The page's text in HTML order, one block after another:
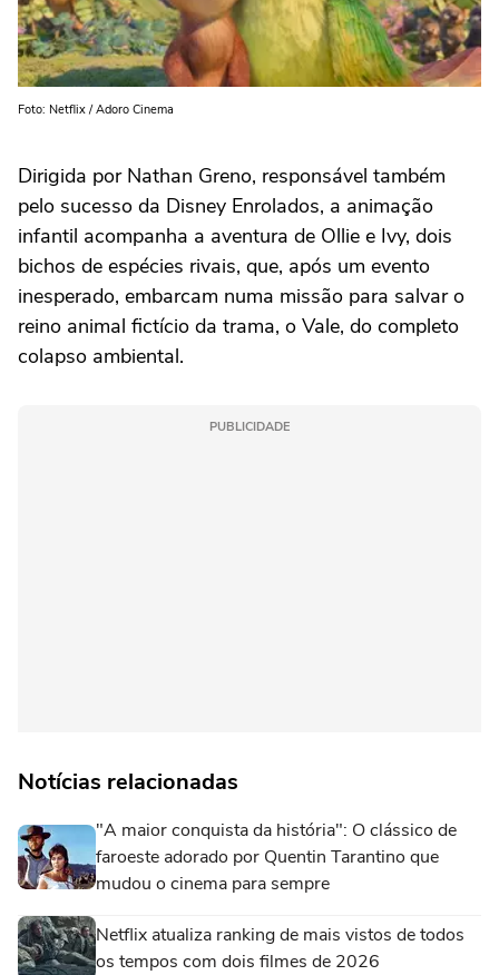
Foto: Netflix / Adoro Cinema
Dirigida por Nathan Greno, responsável também
pelo sucesso da Disney Enrolados, a animação
infantil acompanha a aventura de Ollie e Ivy, dois
bichos de espécies rivais, que, após um evento
inesperado, embarcam numa missão para salvar o
reino animal fictício da trama, o Vale, do completo
colapso ambiental.
PUBLICIDADE
Notícias relacionadas
"A maior conquista da história": O clássico de
faroeste adorado por Quentin Tarantino que
mudou o cinema para sempre
Netflix atualiza ranking de mais vistos de todos
os tempos com dois filmes de 2026